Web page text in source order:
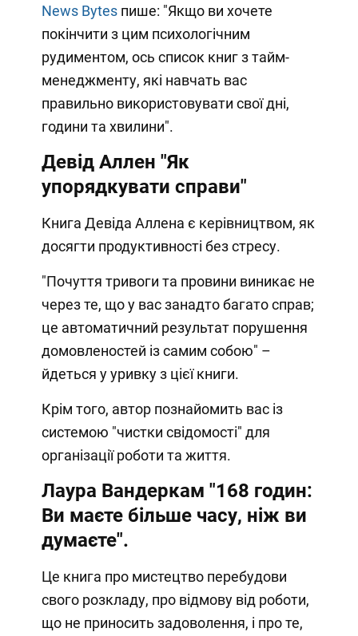
News Bytesпише: "Якщо ви хочете
покінчити з цим психологічним
рудиментом, ось список книг з тайм-
менеджменту, які навчать вас
правильно використовувати свої дні,
години та хвилини".
Девід Аллен "Як
упорядкувати справи"
Книга Девіда Аллена є керівництвом, як
досягти продуктивності без стресу.
"Почуття тривоги та провини виникає не
через те, що у вас занадто багато справ;
це автоматичний результат порушення
домовленостей із самим собою" –
йдеться у уривку з цієї книги.
Крім того, автор познайомить вас із
системою "чистки свідомості" для
організації роботи та життя.
Лаура Вандеркам "168 годин:
Ви маєте більше часу, ніж ви
думаєте".
Це книга про мистецтво перебудови
свого розкладу, про відмову від роботи,
що не приносить задоволення, і про те,